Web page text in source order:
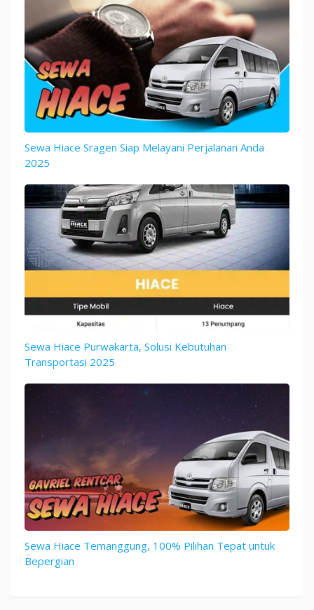
Sewa Hiace Sragen Siap Melayani Perjalanan Anda
2025
Sewa Hiace Purwakarta, Solusi Kebutuhan
Transportasi 2025
Sewa Hiace Temanggung, 100% Pilihan Tepat untuk
Bepergian